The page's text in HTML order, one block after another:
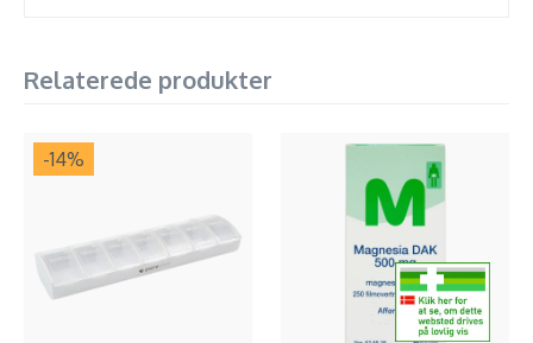
Relaterede produkter
-14%